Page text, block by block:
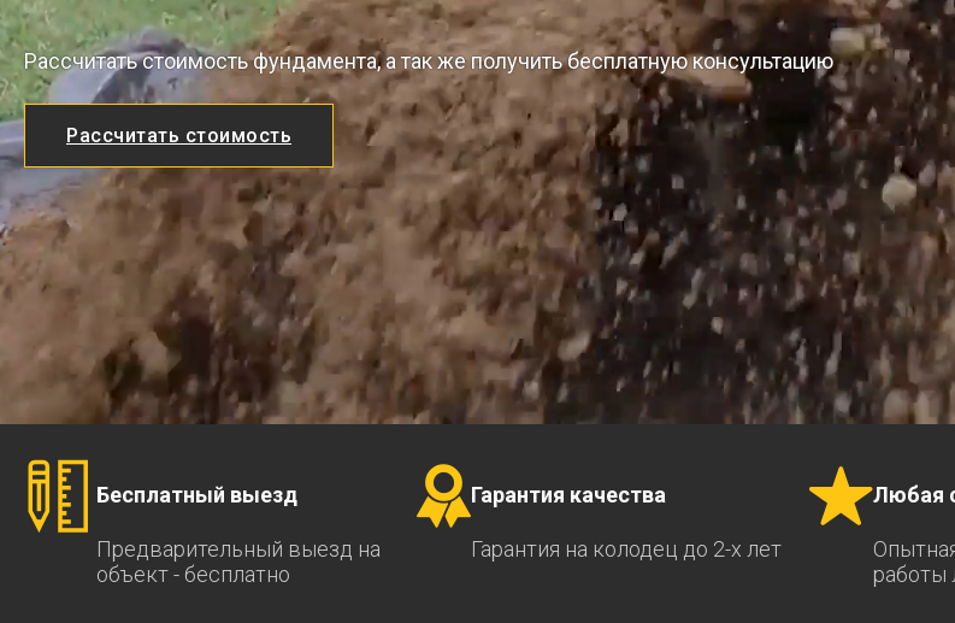
Рассчитать стоимость фундамента, а так же получить бесплатную консультацию
Рассчитать стоимость
Бесплатный выезд
Предварительный выезд на
объект - бесплатно
Гарантия качества
Гарантия на колодец до 2-х лет
Любая
работы